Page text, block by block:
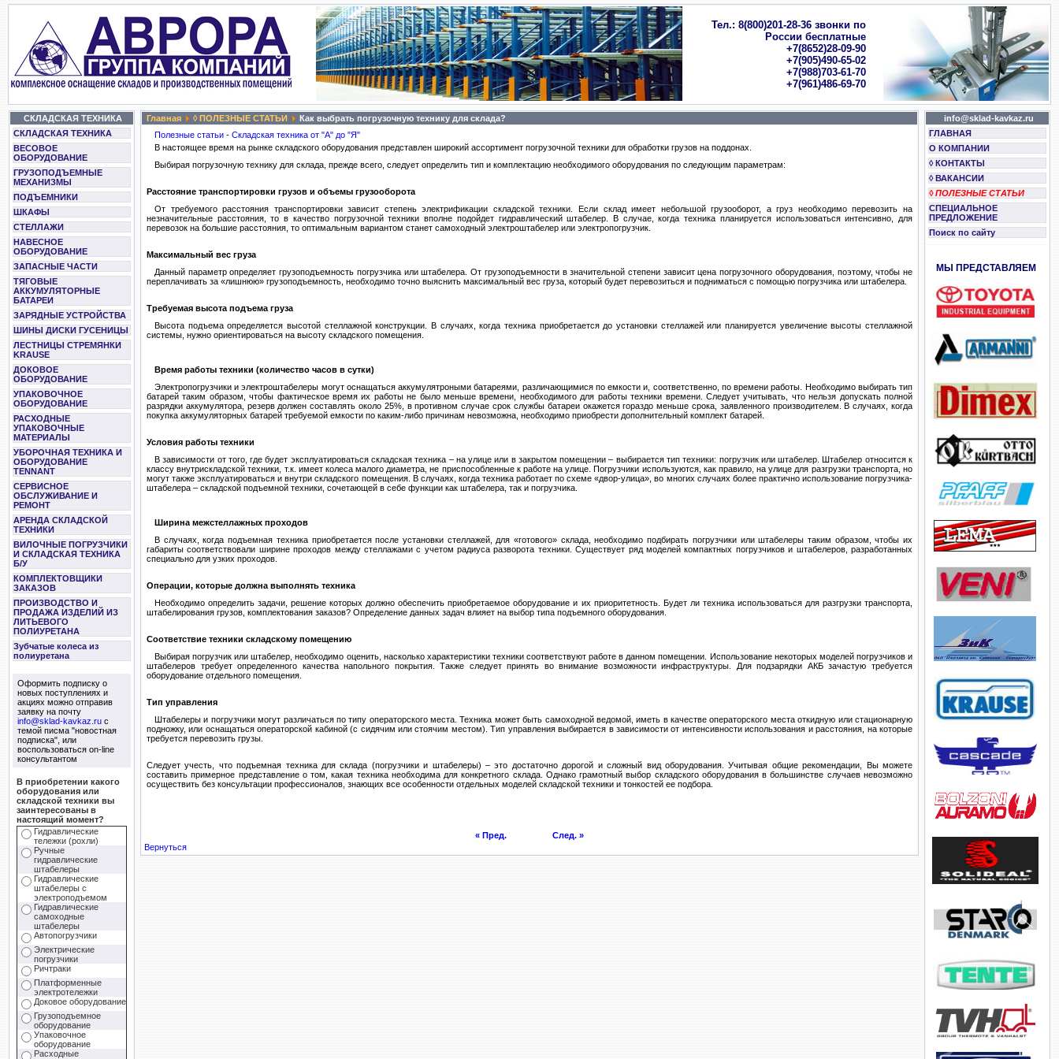
Тел.: 8(800)201-28-36 звонки по
России бесплатные
+7(8652)28-09-90
+7(905)490-65-02
+7(988)703-61-70
+7(961)486-69-70
СКЛАДСКАЯ ТЕХНИКА
СКЛАДСКАЯ ТЕХНИКА
ВЕСОВОЕ
ОБОРУДОВАНИЕ
ГРУЗОПОДЪЕМНЫЕ
МЕХАНИЗМЫ
ПОДЪЕМНИКИ
ШКАФЫ
СТЕЛЛАЖИ
НАВЕСНОЕ
ОБОРУДОВАНИЕ
ЗАПАСНЫЕ ЧАСТИ
ТЯГОВЫЕ
АККУМУЛЯТОРНЫЕ
БАТАРЕИ
ЗАРЯДНЫЕ УСТРОЙСТВА
ШИНЫ ДИСКИ ГУСЕНИЦЫ
ЛЕСТНИЦЫ СТРЕМЯНКИ
KRAUSE
ДОКОВОЕ
ОБОРУДОВАНИЕ
УПАКОВОЧНОЕ
ОБОРУДОВАНИЕ
РАСХОДНЫЕ
УПАКОВОЧНЫЕ
МАТЕРИАЛЫ
УБОРОЧНАЯ ТЕХНИКА И
ОБОРУДОВАНИЕ
TENNANT
СЕРВИСНОЕ
ОБСЛУЖИВАНИЕ И
РЕМОНТ
АРЕНДА СКЛАДСКОЙ
ТЕХНИКИ
ВИЛОЧНЫЕ ПОГРУЗЧИКИ
И СКЛАДСКАЯ ТЕХНИКА
Б/У
КОМПЛЕКТОВЩИКИ
ЗАКАЗОВ
ПРОИЗВОДСТВО И
ПРОДАЖА ИЗДЕЛИЙ ИЗ
ЛИТЬЕВОГО
ПОЛИУРЕТАНА
Зубчатые колеса из
полиуретана
Оформить подписку о
новых поступлениях и
акциях можно отправив
заявку на почту
info@sklad-kavkaz.ruс
темой писма "новостная
подписка", или
воспользоваться on-line
консультантом
В приобретении какого
оборудования или
складской техники вы
заинтересованы в
настоящий момент?
Гидравлические
тележки (рохли)
Ручные
гидравлические
штабелеры
Гидравлические
штабелеры с
электроподъемом
Гидравлические
самоходные
штабелеры
Автопогрузчики
Электрические
погрузчики
Ричтраки
Платформенные
электротележки
Доковое оборудование
Грузоподъемное
оборудование
Упаковочное
оборудование
Расходные
Главная ◊ ПОЛЕЗНЫЕ СТАТЬИ
Как выбрать погрузочную технику для склада?
Полезные статьи - Складская техника от "А" до "Я"
В настоящее время на рынке складского оборудования представлен широкий ассортимент погрузочной техники для обработки грузов на поддонах.
Выбирая погрузочную технику для склада, прежде всего, следует определить тип и комплектацию необходимого оборудования по следующим параметрам:
Расстояние транспортировки грузов и объемы грузооборота
От требуемого расстояния транспортировки зависит степень электрификации складской техники. Если склад имеет небольшой грузооборот, а груз необходимо перевозить на
незначительные расстояния, то в качество погрузочной техники вполне подойдет гидравлический штабелер. В случае, когда техника планируется использоваться интенсивно, для
перевозок на большие расстояния, то оптимальным вариантом станет самоходный электроштабелер или электропогрузчик.
Максимальный вес груза
Данный параметр определяет грузоподъемность погрузчика или штабелера. От грузоподъемности в значительной степени зависит цена погрузочного оборудования, поэтому, чтобы не
переплачивать за «лишнюю» грузоподъемность, необходимо точно выяснить максимальный вес груза, который будет перевозиться и подниматься с помощью погрузчика или штабелера.
Требуемая высота подъема груза
Высота подъема определяется высотой стеллажной конструкции. В случаях, когда техника приобретается до установки стеллажей или планируется увеличение высоты стеллажной
системы, нужно ориентироваться на высоту складского помещения.
Время работы техники (количество часов в сутки)
Электропогрузчики и электроштабелеры могут оснащаться аккумулятроными батареями, различающимися по емкости и, соответственно, по времени работы. Необходимо выбирать тип
батарей таким образом, чтобы фактическое время их работы не было меньше времени, необходимого для работы техники времени. Следует учитывать, что нельзя допускать полной
разрядки аккумулятора, резерв должен составлять около 25%, в противном случае срок службы батареи окажется гораздо меньше срока, заявленного производителем. В случаях, когда
покупка аккумуляторных батарей требуемой емкости по каким-либо причинам невозможна, необходимо приобрести дополнительный комплект батарей.
Условия работы техники
В зависимости от того, где будет эксплуатироваться складская техника – на улице или в закрытом помещении – выбирается тип техники: погрузчик или штабелер. Штабелер относится к
классу внутрискладской техники, т.к. имеет колеса малого диаметра, не приспособленные к работе на улице. Погрузчики используются, как правило, на улице для разгрузки транспорта, но
могут также эксплуатироваться и внутри складского помещения. В случаях, когда техника работает по схеме «двор-улица», во многих случаях более практично использование погрузчика-
штабелера – складской подъемной техники, сочетающей в себе функции как штабелера, так и погрузчика.
Ширина межстеллажных проходов
В случаях, когда подъемная техника приобретается после установки стеллажей, для «готового» склада, необходимо подбирать погрузчики или штабелеры таким образом, чтобы их
габариты соответствовали ширине проходов между стеллажами с учетом радиуса разворота техники. Существует ряд моделей компактных погрузчиков и штабелеров, разработанных
специально для узких проходов.
Операции, которые должна выполнять техника
Необходимо определить задачи, решение которых должно обеспечить приобретаемое оборудование и их приоритетность. Будет ли техника использоваться для разгрузки транспорта,
штабелирования грузов, комплектования заказов? Определение данных задач влияет на выбор типа подъемного оборудования.
Соответствие техники складскому помещению
Выбирая погрузчик или штабелер, необходимо оценить, насколько характеристики техники соответствуют работе в данном помещении. Использование некоторых моделей погрузчиков и
штабелеров требует определенного качества напольного покрытия. Также следует принять во внимание возможности инфраструктуры. Для подзарядки АКБ зачастую требуется
оборудование отдельного помещения.
Тип управления
Штабелеры и погрузчики могут различаться по типу операторского места. Техника может быть самоходной ведомой, иметь в качестве операторского места откидную или стационарную
подножку, или оснащаться операторской кабиной (с сидячим или стоячим местом). Тип управления выбирается в зависимости от интенсивности использования и расстояния, на которые
требуется перевозить грузы.
Следует учесть, что подъемная техника для склада (погрузчики и штабелеры) – это достаточно дорогой и сложный вид оборудования. Учитывая общие рекомендации, Вы можете
составить примерное представление о том, какая техника необходима для конкретного склада. Однако грамотный выбор складского оборудования в большинстве случаев невозможно
осуществить без консультации профессионалов, знающих все особенности отдельных моделей складской техники и тонкостей ее подбора.
« Пред.
След. »
Вернуться
info@sklad-kavkaz.ru
ГЛАВНАЯ
О КОМПАНИИ
◊ КОНТАКТЫ
◊ ВАКАНСИИ
◊ ПОЛЕЗНЫЕ СТАТЬИ
СПЕЦИАЛЬНОЕ
ПРЕДЛОЖЕНИЕ
Поиск по сайту
МЫ ПРЕДСТАВЛЯЕМ